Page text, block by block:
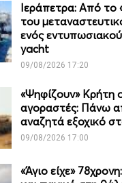
Ιεράπετρα: Από το
του
ενός
yacht
09/08/2026 17:20
«Ψηφίζουν» Κρήτη
αγοραστές: Πάνω
αναζητά εξοχικό
09/08/2026 17:00
«Άγιο είχε»